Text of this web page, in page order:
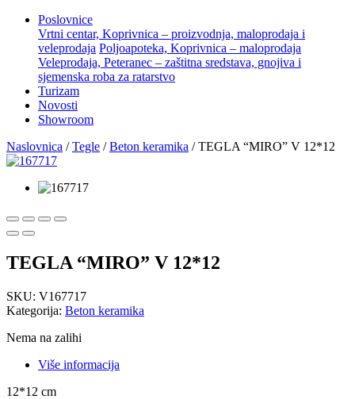
Poslovnice
Vrtni centar, Koprivnica – proizvodnja, maloprodaja i
veleprodaja Poljoapoteka, Koprivnica – maloprodaja
Veleprodaja, Peteranec – zaštitna sredstava, gnojiva i
sjemenska roba za ratarstvo
Turizam
Novosti
Showroom
Naslovnica /Tegle /Beton keramika / TEGLA “MIRO” V 12*12
TEGLA “MIRO” V 12*12
SKU: V167717
Kategorija: Beton keramika
Nema na zalihi
Više informacija
12*12 cm